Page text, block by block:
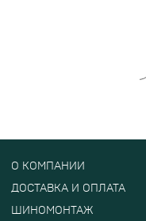
О КОМПАНИИ
ДОСТАВКА И ОПЛАТА
ШИНОМОНТАЖ